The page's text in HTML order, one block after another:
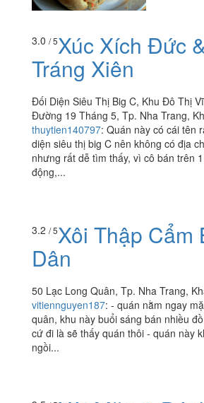
3.0 / 5Xúc Xích Đức
Tráng Xiên
Đối Diện Siêu Thị Big C, Khu Đô Thị
Đường 19 Tháng 5, Tp. Nha Trang,
thuytien140797: Quán này có cái tên
diện siêu thị big C nên không có địa
nhưng rất dễ tìm thấy, vì cô bán trên
động,...
3.2/ 5Xôi Thập Cẩm
Dân
50 Lạc Long Quân, Tp. Nha Trang,